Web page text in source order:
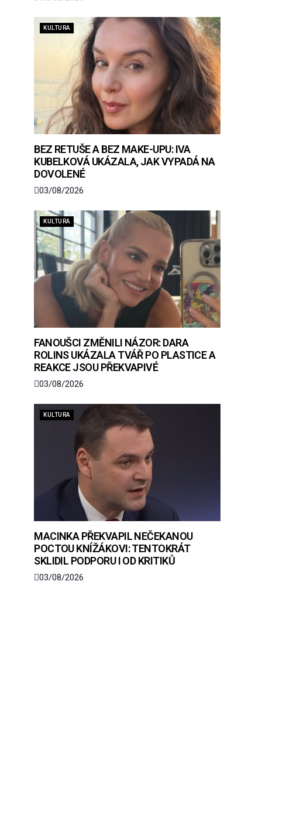
KULTURA
BEZ RETUŠE A BEZ MAKE-UPU: IVA
KUBELKOVÁ UKÁZALA, JAK VYPADÁ NA
DOVOLENÉ
03/08/2026
KULTURA
FANOUŠCI ZMĚNILI NÁZOR: DARA
ROLINS UKÁZALA TVÁŘ PO PLASTICE A
REAKCE JSOU PŘEKVAPIVÉ
03/08/2026
KULTURA
MACINKA PŘEKVAPIL NEČEKANOU
POCTOU KNÍŽÁKOVI: TENTOKRÁT
SKLIDIL PODPORU I OD KRITIKŮ
03/08/2026